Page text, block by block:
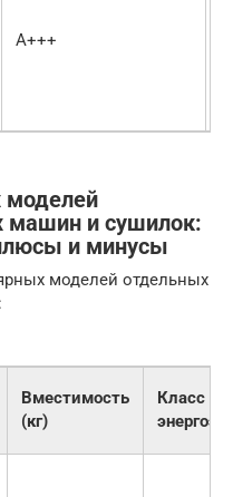
A+++
моделей
машин и сушилок:
и минусы
моделей отдельных
Вместимость
(кг)
Класс